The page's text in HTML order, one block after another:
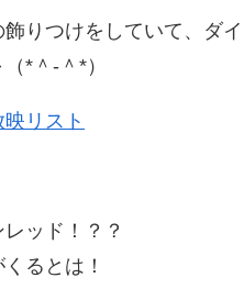
りつけをしていて、ダ
*＾-＾*）
リスト
ッド！？？
るとは！